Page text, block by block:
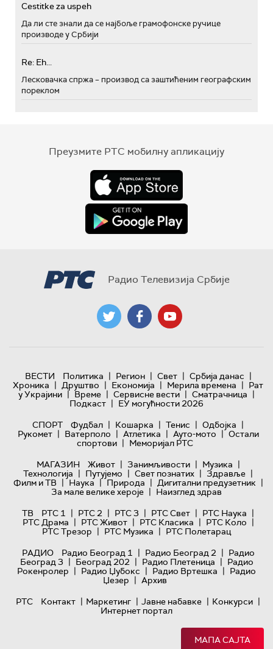
Cestitke za uspeh
Да ли сте знали да се најбоље грамофонске ручице
производе у Србији
Re: Eh...
Лесковачка спржа – производ са заштићеним географским
пореклом
Преузмите РТС мобилну апликацију
Радио Телевизија Србије
ВЕСТИ Политика | Регион | Свет | Србија данас |
Хроника | Друштво | Економија | Мерила времена | Рат
у Украјини | Време | Сервисне вести | Сматрачница |
Подкаст | ЕУ могућности 2026
СПОРТ
Фудбал | Кошарка | Тенис | Одбојка |
Рукомет | Ватерполо | Атлетика | Ауто-мото | Остали
спортови | Меморијал РТС
МАГАЗИН
Живот | Занимљивости | Музика |
Технологијa | Путујемо | Свет познатих | Здравље |
Филм и ТВ | Наука | Природа | Дигитални предузетник |
За мале велике хероје | Наизглед здрав
ТВ
РТС 1 | РТС 2 | РТС 3 | РТС Свет | РТС Наука |
РТС Драма | РТС Живот | РТС Класика | РТС Коло |
РТС Трезор | РТС Музика | РТС Полетарац
РАДИО
Радио Београд 1 | Радио Београд 2 | Радио
Београд 3 | Београд 202 | Радио Плетеница | Радио
Рокенролер | Радио Џубокс | Радио Вртешка | Радио
Џезер | Архив
РТС
Контакт | Маркетинг | Јавне набавке | Конкурси |
Интернет портал
МАПА САЈТА